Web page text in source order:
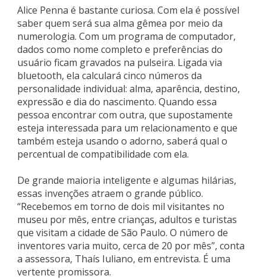
Alice Penna é bastante curiosa. Com ela é possível
saber quem será sua alma gêmea por meio da
numerologia. Com um programa de computador,
dados como nome completo e preferências do
usuário ficam gravados na pulseira. Ligada via
bluetooth, ela calculará cinco números da
personalidade individual: alma, aparência, destino,
expressão e dia do nascimento. Quando essa
pessoa encontrar com outra, que supostamente
esteja interessada para um relacionamento e que
também esteja usando o adorno, saberá qual o
percentual de compatibilidade com ela.
De grande maioria inteligente e algumas hilárias,
essas invenções atraem o grande público.
“Recebemos em torno de dois mil visitantes no
museu por mês, entre crianças, adultos e turistas
que visitam a cidade de São Paulo. O número de
inventores varia muito, cerca de 20 por mês”, conta
a assessora, Thaís Iuliano, em entrevista. É uma
vertente promissora.